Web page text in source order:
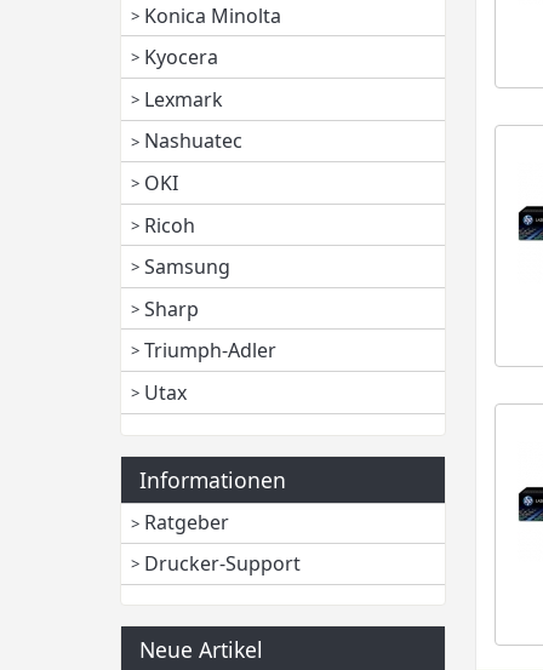
Konica Minolta
Kyocera
Lexmark
Nashuatec
OKI
Ricoh
Samsung
Sharp
Triumph-Adler
Utax
Informationen
Ratgeber
Drucker-Support
Neue Artikel